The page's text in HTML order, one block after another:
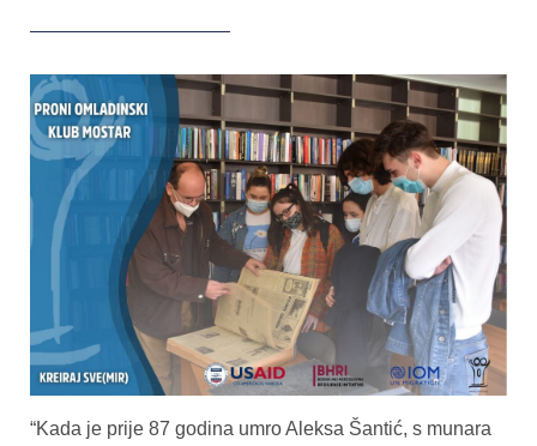
“Kada je prije 87 godina umro Aleksa Šantić, s munara